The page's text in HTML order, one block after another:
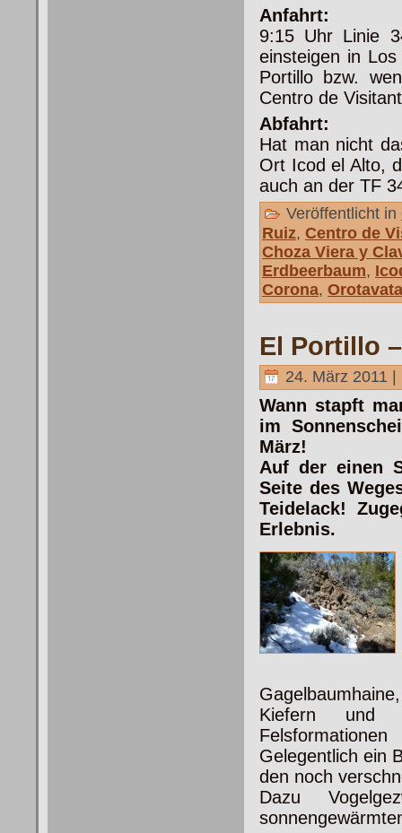
Anfahrt:
9:15 Uhr Linie
einsteigen in
Portillo bzw.
Centro de
Abfahrt:
Hat man nicht
Ort Icod el Alto,
auch an der TF
Veröffentlicht in
Ruiz, Centro de
Choza Viera y
Erdbeerbaum,
Corona,
El Portillo
24. März 2011 |
Wann stapft
im
März!
Auf der einen
Seite des
Teidelack!
Erlebnis.
Kiefern und
Gelegentlich ein
den noch
Dazu